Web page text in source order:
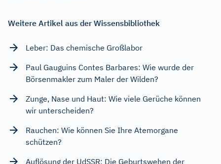
Weitere Artikel aus der Wissensbibliothek
Leber: Das chemische Großlabor
Paul Gauguins Contes Barbares: Wie wurde der
Börsenmakler zum Maler der Wilden?
Zunge, Nase und Haut: Wie viele Gerüche können
wir unterscheiden?
Rauchen: Wie können Sie Ihre Atemorgane
schützen?
Auflösung der UdSSR: Die Geburtswehen der